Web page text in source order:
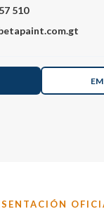
510